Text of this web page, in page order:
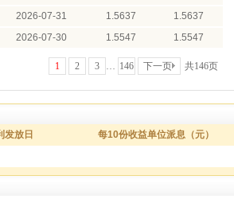
2026-07-31 1.5637 1.5637
2026-07-30 1.5547 1.5547
1 2 3 146 下一页 共146页
发放日 每10份收益单位派息（元）